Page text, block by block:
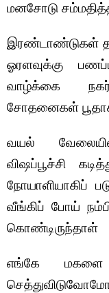
மனசோடு
இரண்டாண்டுகள்
ஓரளவுக்கு
வாழ்க்கை
சோதனைகள்
வயல்
விஷப்பூச்சி
நோயாளியாகிப்
வீங்கிப் போய்
கொண்டிருந்தாள்
எங்கே மகளை